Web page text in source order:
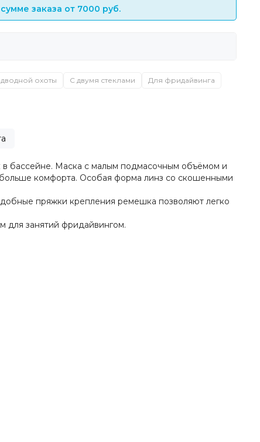
заказа от 7000 руб.
охоты С двумя стеклами
Для фридайвинга
в бассейне. Маска с малым подмасочным объёмом и
больше комфорта. Особая форма линз со скошенными
пряжки крепления ремешка позволяют легко
для занятий фридайвингом.